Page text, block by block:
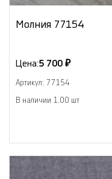
Молния 77154
Цена:5 700 ₽
Артикул: 77154
В наличии 1.00 шт